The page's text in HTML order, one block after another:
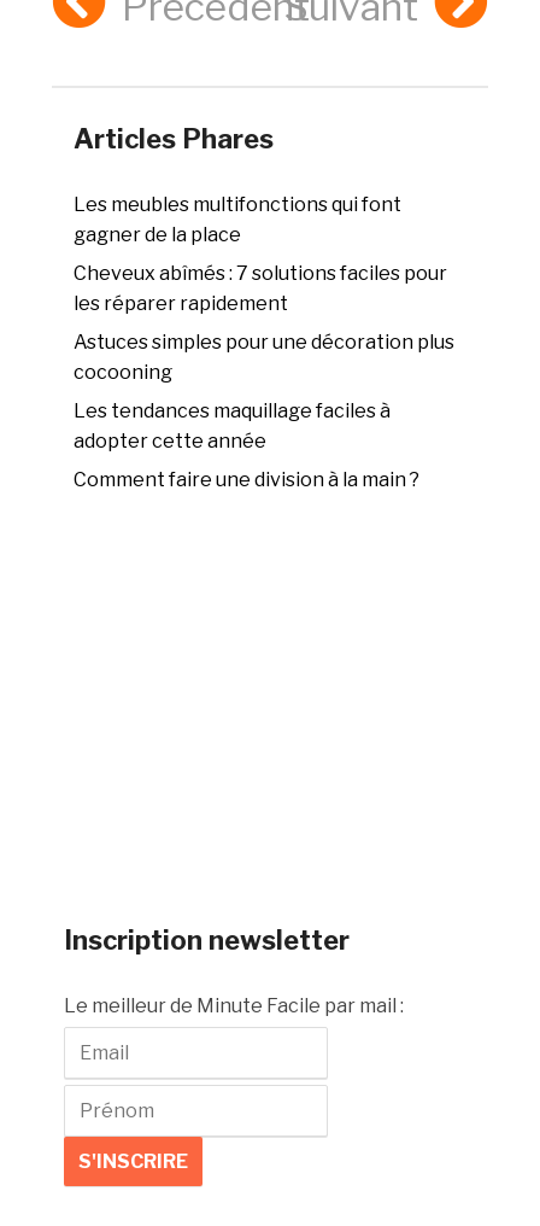
Articles Phares
Les meubles multifonctions qui font
gagner de la place
Cheveux abîmés : 7 solutions faciles pour
les réparer rapidement
Astuces simples pour une décoration plus
cocooning
Les tendances maquillage faciles à
adopter cette année
Comment faire une division à la main ?
Inscription newsletter
Le meilleur de Minute Facile par mail :